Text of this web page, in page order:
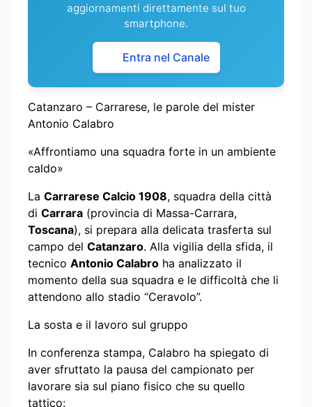
aggiornamenti direttamente sul tuo
smartphone.
Entra nel Canale
Catanzaro – Carrarese, le parole del mister
Antonio Calabro
«Affrontiamo una squadra forte in un ambiente
caldo»
La Carrarese Calcio 1908, squadra della città
di Carrara (provincia di Massa-Carrara,
Toscana), si prepara alla delicata trasferta sul
campo del Catanzaro. Alla vigilia della sfida, il
tecnico Antonio Calabro ha analizzato il
momento della sua squadra e le difficoltà che li
attendono allo stadio “Ceravolo”.
La sosta e il lavoro sul gruppo
In conferenza stampa, Calabro ha spiegato di
aver sfruttato la pausa del campionato per
lavorare sia sul piano fisico che su quello
tattico: